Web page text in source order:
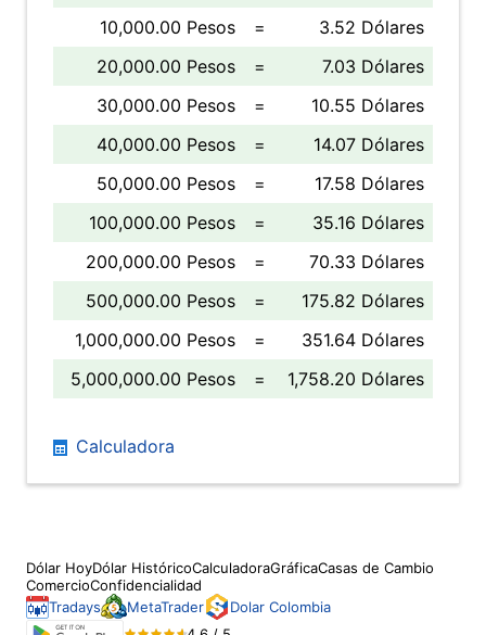
10,000.00 Pesos
=
3.52 Dólares
20,000.00 Pesos
=
7.03 Dólares
30,000.00 Pesos
=
10.55 Dólares
40,000.00 Pesos
=
14.07 Dólares
50,000.00 Pesos
=
17.58 Dólares
100,000.00 Pesos
=
35.16 Dólares
200,000.00 Pesos
=
70.33 Dólares
500,000.00 Pesos
=
175.82 Dólares
1,000,000.00 Pesos
=
351.64 Dólares
5,000,000.00 Pesos
= 1,758.20 Dólares
Calculadora
Dólar HoyDólar HistóricoCalculadoraGráficaCasas de Cambio
ComercioConfidencialidad
Tradays
MetaTrader
Dolar Colombia